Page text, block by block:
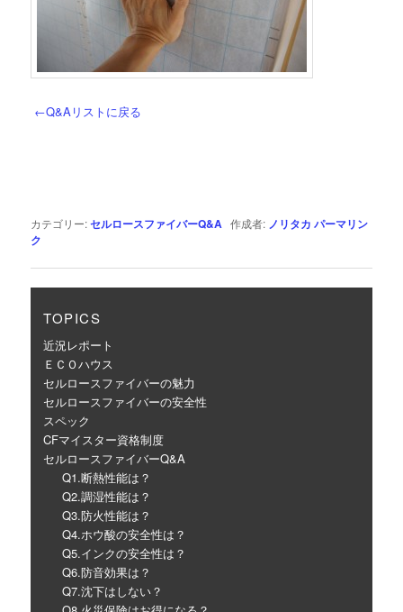
←Q&Aリストに戻る
カテゴリー:セルロースファイバーQ&A 作成者: ノリタカ パーマリン
ク
TOPICS
近況レポート
ＥＣＯハウス
セルロースファイバーの魅力
セルロースファイバーの安全性
スペック
CFマイスター資格制度
セルロースファイバーQ&A
Q1.断熱性能は？
Q2.調湿性能は？
Q3.防火性能は？
Q4.ホウ酸の安全性は？
Q5.インクの安全性は？
Q6.防音効果は？
Q7.沈下はしない？